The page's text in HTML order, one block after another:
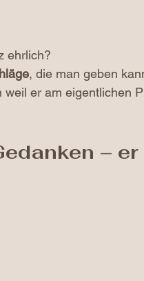
ehrlich?
, die man geben
er am eigentlichen
–